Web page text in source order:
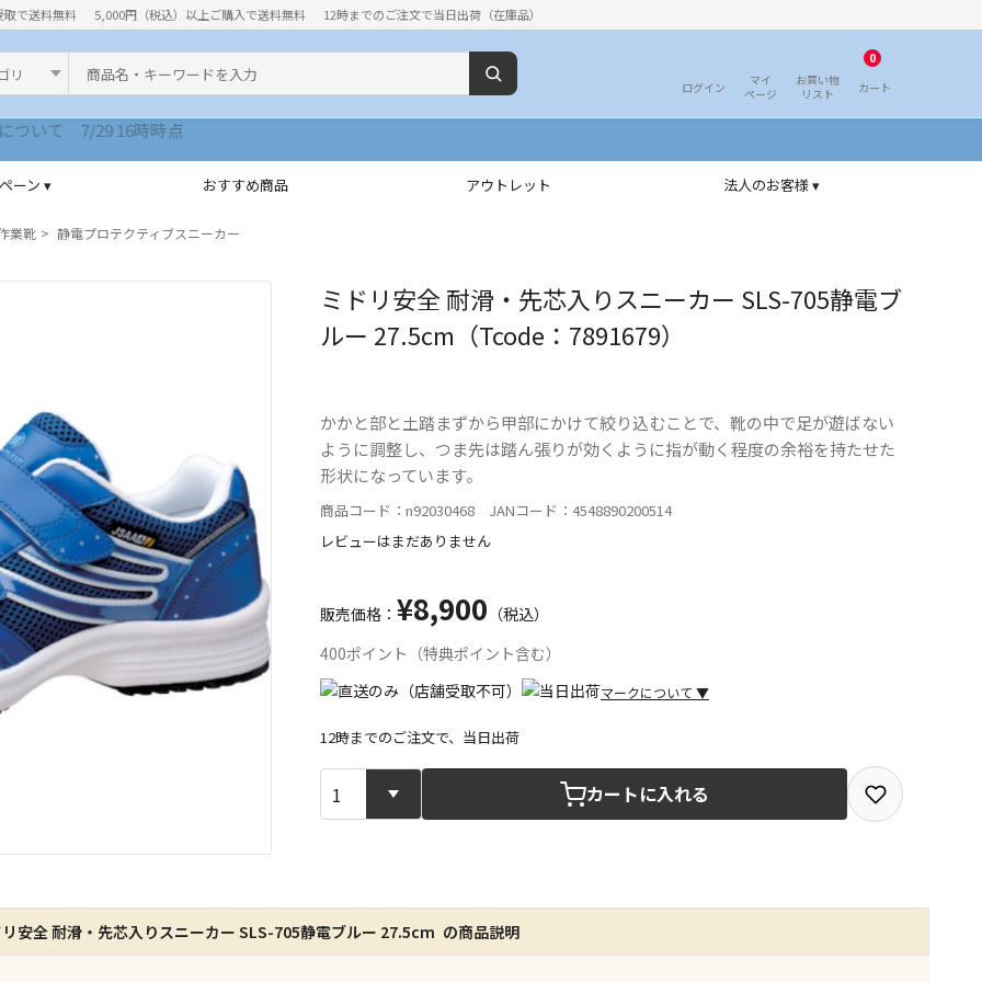
取で送料無料 5,000円（税込）以上ご購入で送料無料 12時までのご注文で当日出荷（在庫品）
ログイン
マイ
ページ
お買い物
リスト
0
カート
ーン ▾ おすすめ商品 アウトレット 法人のお客様 ▾
業靴 静電プロテクティブスニーカー
ミドリ安全 耐滑・先芯入りスニーカー SLS-705静電ブ
ルー 27.5cm（Tcode：7891679）
かかと部と土踏まずから甲部にかけて絞り込むことで、靴の中で足が遊ばない
ように調整し、つま先は踏ん張りが効くように指が動く程度の余裕を持たせた
形状になっています。
商品コード：n92030468 JANコード：4548890200514
レビューはまだありません
販売価格： ¥8,900 （税込）
400ポイント（特典ポイント含む）
マークについて ▼
宅配や店舗受取を選択できる商品です
特定の店舗のみで受取ができる商品です（宅配便でのお届けができませ
ん）
12時までのご注文で、当日出荷
カートに入れる
安全 耐滑・先芯入りスニーカー SLS-705静電ブルー 27.5cm の商品説明